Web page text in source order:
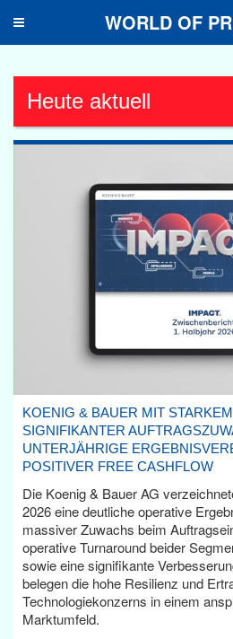
Toggle
WORLD OF
Heute aktuell
KOENIG & BAUER MIT
SIGNIFIKANTER
UNTERJÄHRIGE
POSITIVER FREE CASHFLOW
Die Koenig & Bauer AG
2026 eine deutliche operative
massiver Zuwachs beim
operative Turnaround beider
sowie eine signifikante
belegen die hohe Resilienz und
Technologiekonzerns in einem
Marktumfeld.